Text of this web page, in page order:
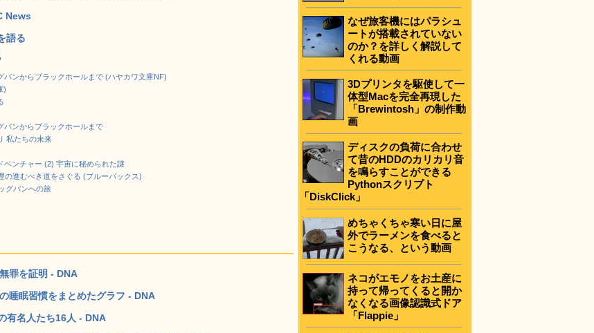
News
語る
ンからブラックホールまで (ハヤカワ文庫NF)
)
ンからブラックホールまで
私たちの未来
ベンチャー (2) 宇宙に秘められた謎
進むべき道をさぐる (ブルーバックス)
グバンへの旅
罪を証明 - DNA
睡眠習慣をまとめたグラフ - DNA
有名人たち16人 - DNA
なぜ旅客機にはパラシュ
ートが搭載されていない
のか？を詳しく解説して
くれる動画
3Dプリンタを駆使して一
体型Macを完全再現した
「Brewintosh」の制作動
画
ディスクの負荷に合わせ
て昔のHDDのカリカリ音
を鳴らすことができる
Pythonスクリプト
「DiskClick」
めちゃくちゃ寒い日に屋
外でラーメンを食べると
こうなる、という動画
ネコがエモノをお土産に
持って帰ってくると開か
なくなる画像認識式ドア
「Flappie」